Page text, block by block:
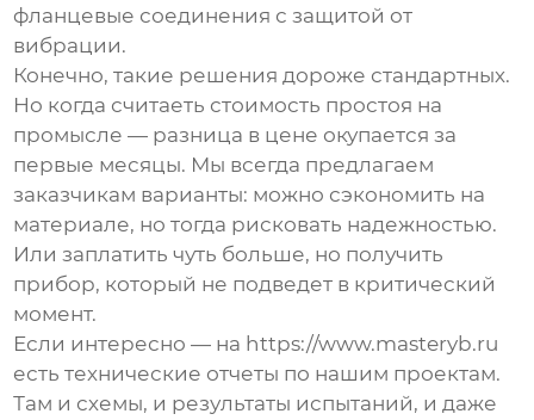
фланцевые соединения с защитой от
вибрации.
Конечно, такие решения дороже стандартных.
Но когда считаеть стоимость простоя на
промысле — разница в цене окупается за
первые месяцы. Мы всегда предлагаем
заказчикам варианты: можно сэкономить на
материале, но тогда рисковать надежностью.
Или заплатить чуть больше, но получить
прибор, который не подведет в критический
момент.
Если интересно — на https://www.masteryb.ru
есть технические отчеты по нашим проектам.
Там и схемы, и результаты испытаний, и даже